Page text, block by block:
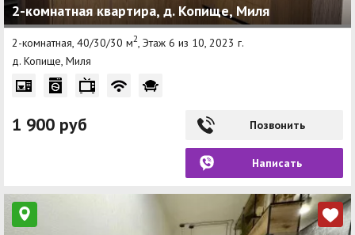
Другие разделы
Новости
Агентства
Ремонт квартир
Реклама на сайте
2-комнатная квартира, д. Копище, Миля
2-комнатная, 40/30/30 м2 , Этаж 6 из 10, 2023 г.
д. Копище, Миля
1 900 руб Позвонить
Написать